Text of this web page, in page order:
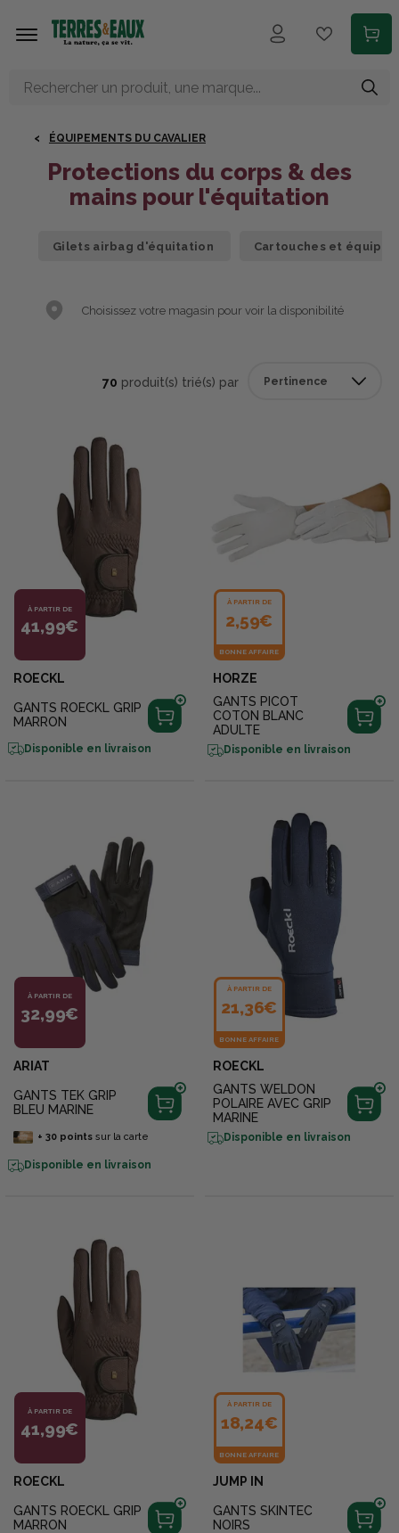
ÉQUIPEMENTS DU CAVALIER
Protections du corps & des
mains pour l'équitation
Gilets airbag d'équitation Cartouches et
Choisissez votre magasin pour voir la disponibilité
70 produit(s) trié(s) par
À PARTIR DE
41,99€
ROECKL
GANTS ROECKL GRIP
MARRON
Disponible en livraison
À PARTIR DE
2,59€
BONNE AFFAIRE
HORZE
GANTS PICOT
COTON BLANC
ADULTE
Disponible en livraison
À PARTIR DE
32,99€
ARIAT
GANTS TEK GRIP
BLEU MARINE
+ 30pointssur la carte
Disponible en livraison
À PARTIR DE
21,36€
BONNE AFFAIRE
ROECKL
GANTS WELDON
POLAIRE AVEC GRIP
MARINE
Disponible en livraison
À PARTIR DE
41,99€
ROECKL
GANTS ROECKL GRIP
MARRON
À PARTIR DE
18,24€
BONNE AFFAIRE
JUMP IN
GANTS SKINTEC
NOIRS